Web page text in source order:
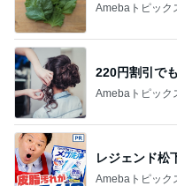
Amebaトピック
220円割引で
Amebaトピック
レジェンド松
Amebaトピック